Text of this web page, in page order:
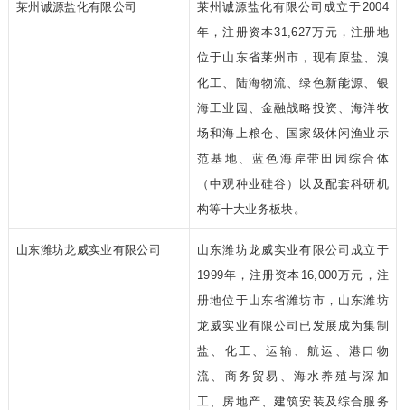
莱州诚源盐化有限公司
莱州诚源盐化有限公司成立于2004
年，注册资本31,627万元，注册地
位于山东省莱州市，现有原盐、溴
化工、陆海物流、绿色新能源、银
海工业园、金融战略投资、海洋牧
场和海上粮仓、国家级休闲渔业示
范基地、蓝色海岸带田园综合体
（中观种业硅谷）以及配套科研机
构等十大业务板块。
山东潍坊龙威实业有限公司
山东潍坊龙威实业有限公司成立于
1999年，注册资本16,000万元，注
册地位于山东省潍坊市，山东潍坊
龙威实业有限公司已发展成为集制
盐、化工、运输、航运、港口物
流、商务贸易、海水养殖与深加
工、房地产、建筑安装及综合服务